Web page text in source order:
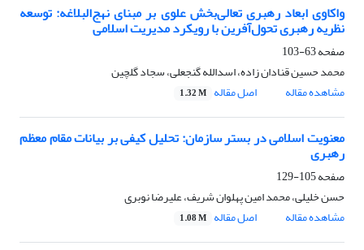
واکاوی ابعاد رهبری تعالی‌بخش علوی بر مبنای نهج‌البلاغه: توسعه
نظریه رهبری تحول‌آفرین با رویکرد مدیریت اسلامی
صفحه63-103
محمد حسین قنادان زاده، اسدالله گنجعلی، سجاد گلچین
مشاهده مقاله
اصل مقاله 1.32 M
معنویت اسلامی در بستر سازمان: تحلیل کیفی بر بیانات مقام معظم
رهبری
صفحه105-129
حسن خلیلی، محمد امین پهلوان شریف، علیرضا نوبری
مشاهده مقاله
اصل مقاله 1.08 M